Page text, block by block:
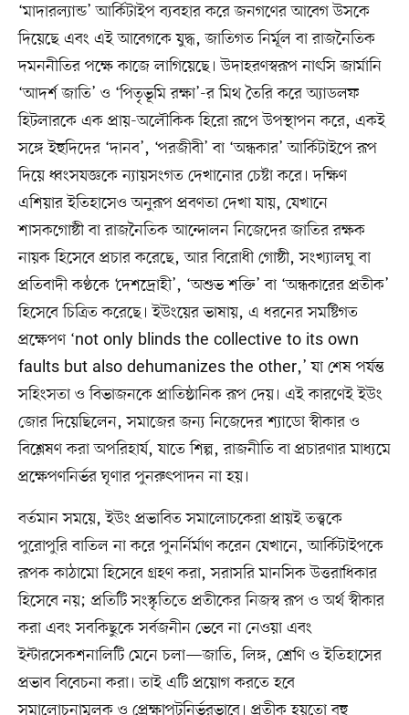
‘মাদারল্যান্ড’ আর্কিটাইপ ব্যবহার করে জনগণের আবেগ উসকে
দিয়েছে এবং এই আবেগকে যুদ্ধ, জাতিগত নির্মূল বা রাজনৈতিক
দমননীতির পক্ষে কাজে লাগিয়েছে। উদাহরণস্বরূপ নাৎসি জার্মানি
‘আদর্শ জাতি’ ও ‘পিতৃভূমি রক্ষা’-র মিথ তৈরি করে অ্যাডলফ
হিটলারকে এক প্রায়-অলৌকিক হিরো রূপে উপস্থাপন করে, একই
সঙ্গে ইহুদিদের ‘দানব’, ‘পরজীবী’ বা ‘অন্ধকার’ আর্কিটাইপে রূপ
দিয়ে ধ্বংসযজ্ঞকে ন্যায়সংগত দেখানোর চেষ্টা করে। দক্ষিণ
এশিয়ার ইতিহাসেও অনুরূপ প্রবণতা দেখা যায়, যেখানে
শাসকগোষ্ঠী বা রাজনৈতিক আন্দোলন নিজেদের জাতির রক্ষক
নায়ক হিসেবে প্রচার করেছে, আর বিরোধী গোষ্ঠী, সংখ্যালঘু বা
প্রতিবাদী কণ্ঠকে ‘দেশদ্রোহী’, ‘অশুভ শক্তি’ বা ‘অন্ধকারের প্রতীক’
হিসেবে চিত্রিত করেছে। ইউংয়ের ভাষায়, এ ধরনের সমষ্টিগত
প্রক্ষেপণ ‘not only blinds the collective to its own
faults but also dehumanizes the other,’ যা শেষ পর্যন্ত
সহিংসতা ও বিভাজনকে প্রাতিষ্ঠানিক রূপ দেয়। এই কারণেই ইউং
জোর দিয়েছিলেন, সমাজের জন্য নিজেদের শ্যাডো স্বীকার ও
বিশ্লেষণ করা অপরিহার্য, যাতে শিল্প, রাজনীতি বা প্রচারণার মাধ্যমে
প্রক্ষেপণনির্ভর ঘৃণার পুনরুৎপাদন না হয়।
বর্তমান সময়ে, ইউং প্রভাবিত সমালোচকেরা প্রায়ই তত্ত্বকে
পুরোপুরি বাতিল না করে পুনর্নির্মাণ করেন যেখানে, আর্কিটাইপকে
রূপক কাঠামো হিসেবে গ্রহণ করা, সরাসরি মানসিক উত্তরাধিকার
হিসেবে নয়; প্রতিটি সংস্কৃতিতে প্রতীকের নিজস্ব রূপ ও অর্থ স্বীকার
করা এবং সবকিছুকে সর্বজনীন ভেবে না নেওয়া এবং
ইন্টারসেকশনালিটি মেনে চলা—জাতি, লিঙ্গ, শ্রেণি ও ইতিহাসের
প্রভাব বিবেচনা করা। তাই এটি প্রয়োগ করতে হবে
সমালোচনামূলক ও প্রেক্ষাপটনির্ভরভাবে। প্রতীক হয়তো বহু